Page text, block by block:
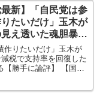
最新】「自民党は参
たいだけ」玉木が
え透いた魂胆暴
税で支持率を回復
もう遅い！国民は
【勝手に論評】
作りたいだけ」玉木が
税で支持率を回復した
勝手に論評】 【国民